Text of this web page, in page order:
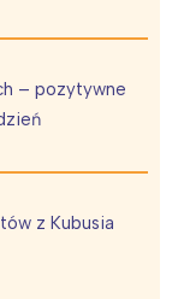
– pozytywne
z Kubusia